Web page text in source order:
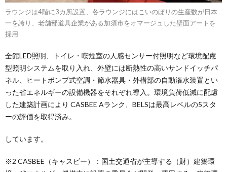
ラウンジは4階に3カ所設置、各ラウンジにはこいのぼりの生産数が日本
一を誇り、老舗部道具企業がある加須市をオマージュした壁面アートを
採用
全館LED照明、トイレ・喫煙室の人感センサー付照明など環境配慮
型照明システムを取り入れ、外壁には断熱性の高いサンドイッチパ
ネル、ヒートポンプ式空調・節水器具・外構部の自動潅水装置とい
った省エネルギーの設備機器をそれぞれ導入。環境負荷低減に配慮
した建築計画により CASBEE Aランク、BELSは最高レベルの5スタ
ーの評価を取得済み。
しています。
※2 CASBEE（キャスビー）：国⼟交通省が主導する（財）建築環